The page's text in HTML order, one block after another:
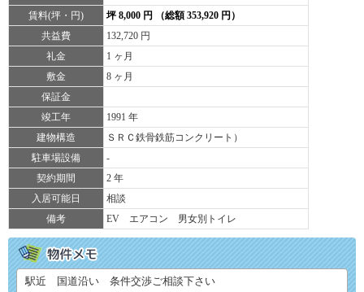
賃料(坪・円)
坪 8,000 円 （総額 353,920 円）
共益費
132,720 円
礼金
1 ヶ月
敷金
8 ヶ月
保証金
竣工年
1991 年
建物構造
ＳＲＣ鉄骨鉄筋コンクリート）
駐車場設備
-
契約期間
2 年
入居可能日
相談
備考
EV エアコン 男女別トイレ
駅近 国道沿い 条件交渉ご相談下さい